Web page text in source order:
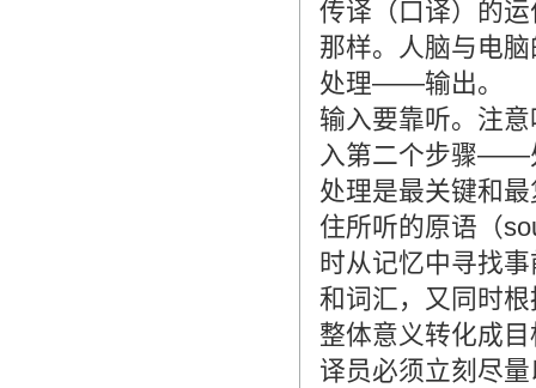
传译（口译）的
那样。人脑与电
处理――输出。
输入要靠听。注
入第二个步骤――
处理是最关键和
住所听的原语（
时从记忆中寻找
和词汇，又同时
整体意义转化成
译员必须立刻尽